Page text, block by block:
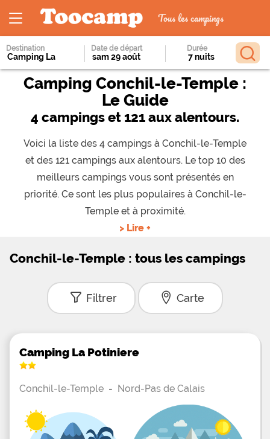
Tous les campings
Destination Date de départ Durée
Camping Conchil-le-Temple :
Le Guide
4 campings et 121 aux alentours.
Voici la liste des 4 campings à Conchil-le-Temple
et des 121 campings aux alentours. Le top 10 des
meilleurs campings vous sont présentés en
priorité. Ce sont les plus populaires à Conchil-le-
Temple et à proximité.
> Lire +
Conchil-le-Temple : tous les campings
Filtrer Carte
Camping La Potiniere
Conchil-le-Temple - Nord-Pas de Calais